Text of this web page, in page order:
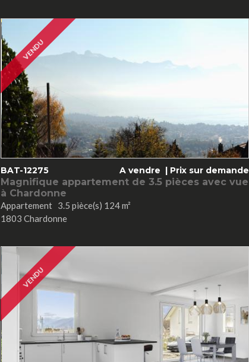
VENDU
BAT-12275 A vendre | Prix sur demande
Magnifique appartement de 3.5 pièces avec vue
à Chardonne
Appartement 3.5 pièce(s) 124 m²
1803 Chardonne
VENDU